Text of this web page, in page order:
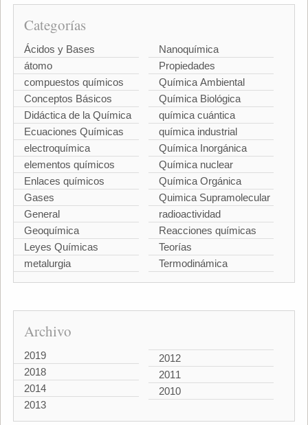
Categorías
Ácidos y Bases
átomo
compuestos químicos
Conceptos Básicos
Didáctica de la Química
Ecuaciones Químicas
electroquímica
elementos químicos
Enlaces químicos
Gases
General
Geoquímica
Leyes Químicas
metalurgia
Nanoquímica
Propiedades
Química Ambiental
Química Biológica
química cuántica
química industrial
Química Inorgánica
Química nuclear
Química Orgánica
Quimica Supramolecular
radioactividad
Reacciones químicas
Teorías
Termodinámica
Archivo
2019
2018
2014
2013
2012
2011
2010